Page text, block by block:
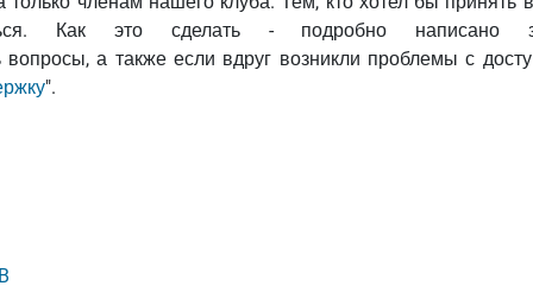
Как это сделать - подробно написано
вопросы, а также если вдруг возникли проблемы с
".